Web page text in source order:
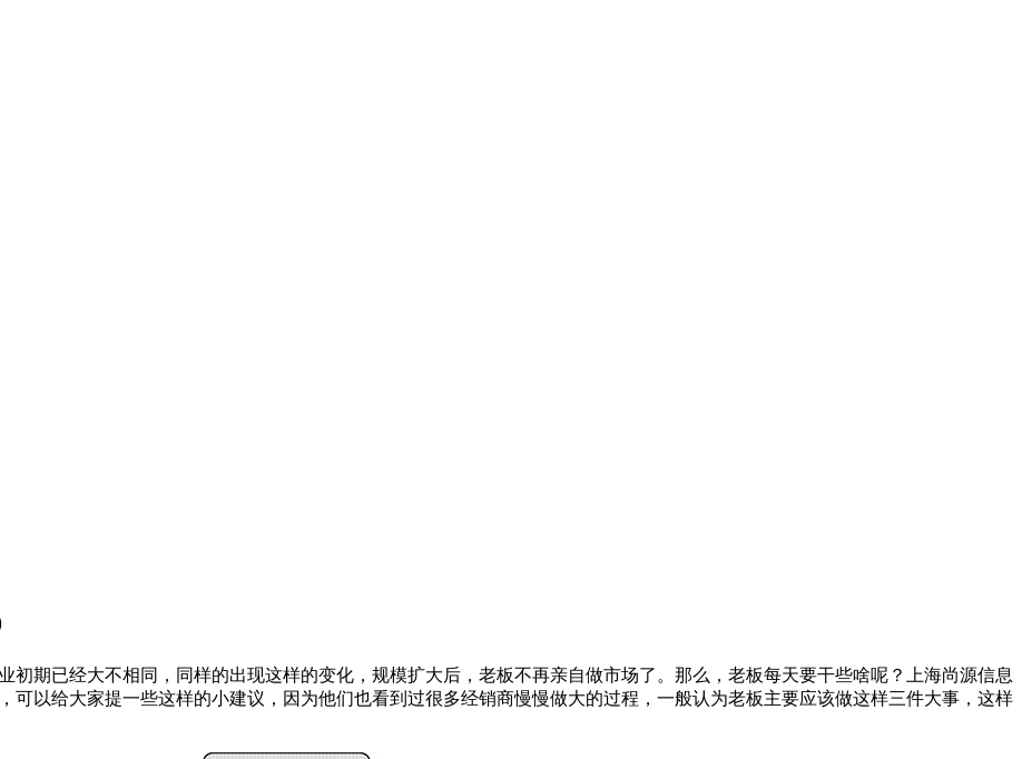
初期已经大不相同，同样的出现这样的变化，规模扩大后，老板不再亲自做市场了。那么，老板每天要干些啥呢？上海尚源信息
可以给大家提一些这样的小建议，因为他们也看到过很多经销商慢慢做大的过程，一般认为老板主要应该做这样三件大事，这样